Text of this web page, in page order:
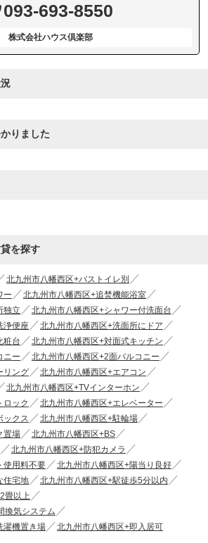
093-693-8550
株式会社ハウス倶楽部
りました
を探す
北九州市八幡西区+バストイレ別
ー
北九州市八幡西区+追焚機能浴室
独立
北九州市八幡西区+シャワー付洗面台
浄便座
北九州市八幡西区+洗面所にドア
粧台
北九州市八幡西区+対面式キッチン
ニー
北九州市八幡西区+2面バルコニー
リング
北九州市八幡西区+エアコン
北九州市八幡西区+TVインターホン
ロック
北九州市八幡西区+エレベーター
ックス
北九州市八幡西区+駐輪場
置場
北九州市八幡西区+BS
北九州市八幡西区+防犯カメラ
使用料不要
北九州市八幡西区+陽当り良好
住宅地
北九州市八幡西区+駅徒歩5分以内
畳以上
換気システム
濯機置き場
北九州市八幡西区+即入居可